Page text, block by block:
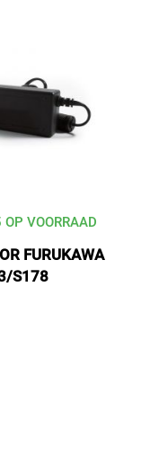
OP VOORRAAD
FURUKAWA
S178